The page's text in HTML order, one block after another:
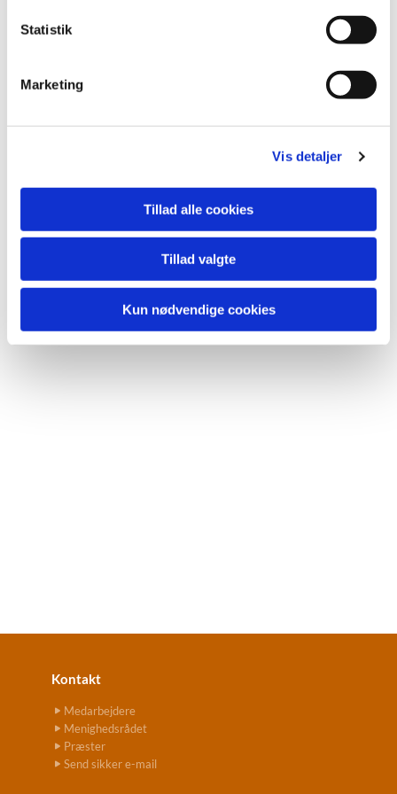
Statistik
Marketing
Vis detaljer
Tillad alle cookies
Tillad valgte
Kun nødvendige cookies
Tillykke til os alle med vores nye sognepræst! :-)
Du vil måske også kunne lide...
Kontakt
Medarbejdere
Menighedsrådet
Præster
Send sikker e-mail